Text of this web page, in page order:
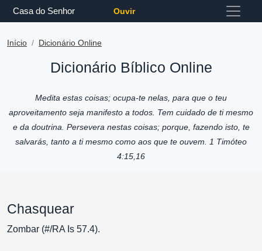
Casa do Senhor Ouvir
Início Dicionário Online
Dicionário Bíblico Online
Medita estas coisas; ocupa-te nelas, para que o teu
aproveitamento seja manifesto a todos. Tem cuidado de ti mesmo
e da doutrina. Persevera nestas coisas; porque, fazendo isto, te
salvarás, tanto a ti mesmo como aos que te ouvem. 1 Timóteo
4:15,16
Chasquear
Zombar (#/RA Is 57.4).